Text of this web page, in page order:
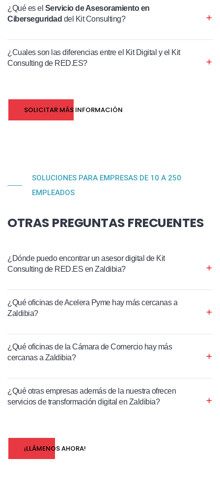
¿Qué es el Servicio de Asesoramiento en
Ciberseguridad del Kit Consulting?
¿Cuales son las diferencias entre el Kit Digital y el Kit
Consulting de RED.ES?
SOLICITAR MÁS INFORMACIÓN
SOLUCIONES PARA EMPRESAS DE 10 A 250
EMPLEADOS
OTRAS PREGUNTAS FRECUENTES
¿Dónde puedo encontrar un asesor digital de Kit
Consulting de RED.ES en Zaldibia?
¿Qué oficinas de Acelera Pyme hay más cercanas a
Zaldibia?
¿Qué oficinas de la Cámara de Comercio hay más
cercanas a Zaldibia?
¿Qué otras empresas además de la nuestra ofrecen
servicios de transformación digital en Zaldibia?
¡LLÁMENOS AHORA!